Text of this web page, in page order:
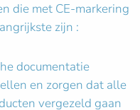
die met CE-markering
zijn :
documentatie
en zorgen dat alle
vergezeld gaan